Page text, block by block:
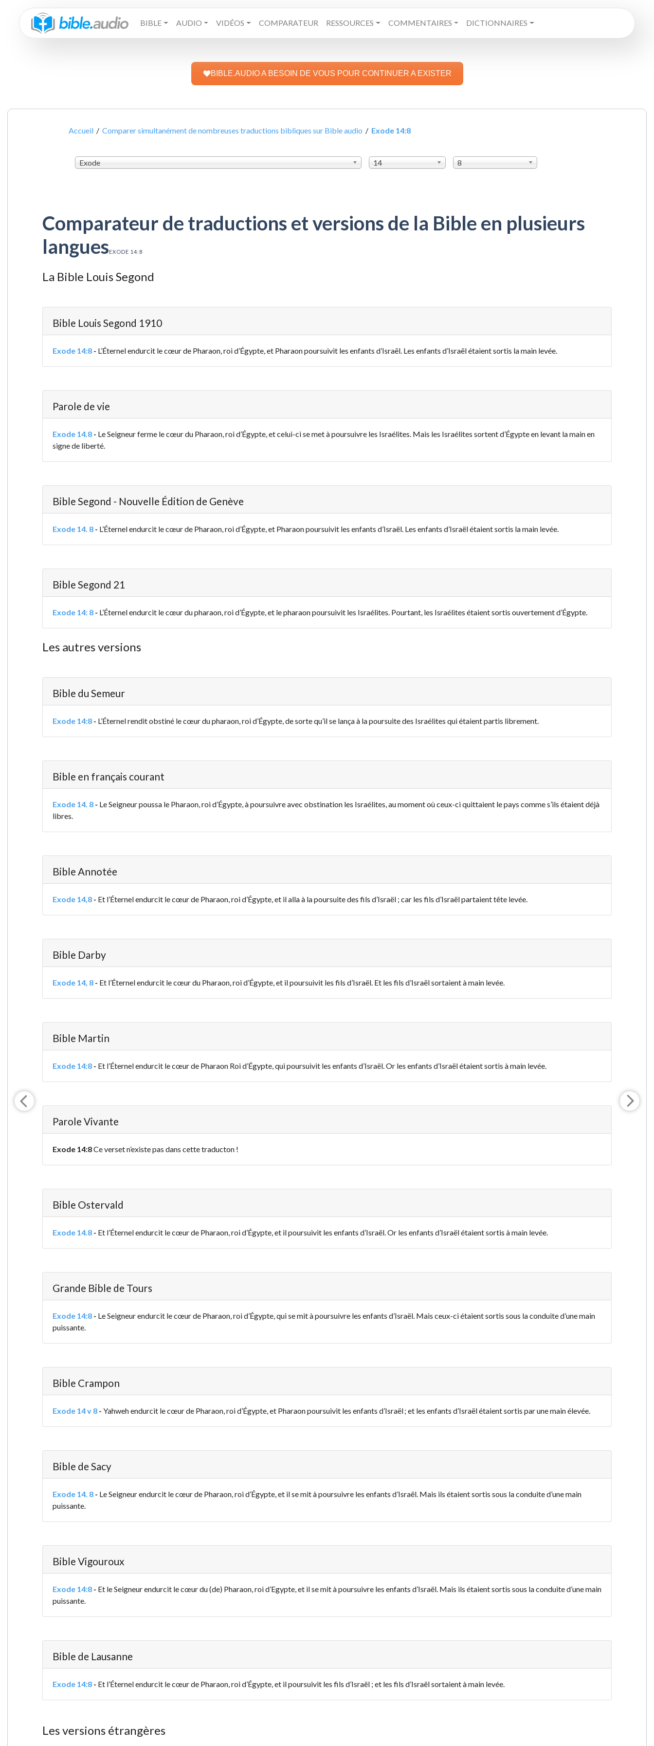
BIBLE AUDIO VIDÉOS COMPARATEUR RESSOURCES COMMENTAIRES DICTIONNAIRES
BIBLE.AUDIO A BESOIN DE VOUS POUR CONTINUER A EXISTER
Accueil /Comparer simultanément de nombreuses traductions bibliques sur Bible audio / Exode 14:8
Exode 14 8
Comparateur de traductions et versions de la Bible en plusieurs
languesEXODE 14:8
La Bible Louis Segond
Bible Louis Segond 1910
Exode 14:8- L’Éternel endurcit le cœur de Pharaon, roi d’Égypte, et Pharaon poursuivit les enfants d’Israël. Les enfants d’Israël étaient sortis la main levée.
Parole de vie
Exode 14.8- Le Seigneur ferme le cœur du Pharaon, roi d’Égypte, et celui-ci se met à poursuivre les Israélites. Mais les Israélites sortent d’Égypte en levant la main en
signe de liberté.
Bible Segond - Nouvelle Édition de Genève
Exode 14. 8- L’Éternel endurcit le cœur de Pharaon, roi d’Égypte, et Pharaon poursuivit les enfants d’Israël. Les enfants d’Israël étaient sortis la main levée.
Bible Segond 21
Exode 14: 8- L’Éternel endurcit le cœur du pharaon, roi d’Égypte, et le pharaon poursuivit les Israélites. Pourtant, les Israélites étaient sortis ouvertement d’Égypte.
Les autres versions
Bible du Semeur
Exode 14:8- L’Éternel rendit obstiné le cœur du pharaon, roi d’Égypte, de sorte qu’il se lança à la poursuite des Israélites qui étaient partis librement.
Bible en français courant
Exode 14. 8- Le Seigneur poussa le Pharaon, roi d’Égypte, à poursuivre avec obstination les Israélites, au moment où ceux-ci quittaient le pays comme s’ils étaient déjà
libres.
Bible Annotée
Exode 14,8- Et l’Éternel endurcit le cœur de Pharaon, roi d’Égypte, et il alla à la poursuite des fils d’Israël ; car les fils d’Israël partaient tête levée.
Bible Darby
Exode 14, 8- Et l’Éternel endurcit le cœur du Pharaon, roi d’Égypte, et il poursuivit les fils d’Israël. Et les fils d’Israël sortaient à main levée.
Bible Martin
Exode 14:8- Et l’Éternel endurcit le cœur de Pharaon Roi d’Égypte, qui poursuivit les enfants d’Israël. Or les enfants d’Israël étaient sortis à main levée.
Parole Vivante
Exode 14:8Ce verset n’existe pas dans cette traducton !
Bible Ostervald
Exode 14.8- Et l’Éternel endurcit le cœur de Pharaon, roi d’Égypte, et il poursuivit les enfants d’Israël. Or les enfants d’Israël étaient sortis à main levée.
Grande Bible de Tours
Exode 14:8- Le Seigneur endurcit le cœur de Pharaon, roi d’Égypte, qui se mit à poursuivre les enfants d’Israël. Mais ceux-ci étaient sortis sous la conduite d’une main
puissante.
Bible Crampon
Exode 14 v 8- Yahweh endurcit le cœur de Pharaon, roi d’Égypte, et Pharaon poursuivit les enfants d’Israël ; et les enfants d’Israël étaient sortis par une main élevée.
Bible de Sacy
Exode 14. 8- Le Seigneur endurcit le cœur de Pharaon, roi d’Égypte, et il se mit à poursuivre les enfants d’Israël. Mais ils étaient sortis sous la conduite d’une main
puissante.
Bible Vigouroux
Exode 14:8- Et le Seigneur endurcit le cœur du (de) Pharaon, roi d’Egypte, et il se mit à poursuivre les enfants d’Israël. Mais ils étaient sortis sous la conduite d’une main
puissante.
Bible de Lausanne
Exode 14:8- Et l’Éternel endurcit le cœur de Pharaon, roi d’Égypte, et il poursuivit les fils d’Israël ; et les fils d’Israël sortaient à main levée.
Les versions étrangères